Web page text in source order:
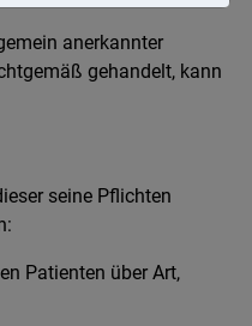
anerkannter
gehandelt, kann
seine Pflichten
Patienten über Art,